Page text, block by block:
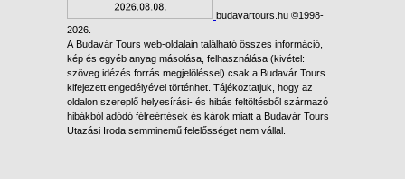
budavartours.hu ©1998-
2026.
A Budavár Tours web-oldalain található összes információ,
kép és egyéb anyag másolása, felhasználása (kivétel:
szöveg idézés forrás megjelöléssel) csak a Budavár Tours
kifejezett engedélyével történhet. Tájékoztatjuk, hogy az
oldalon szereplő helyesírási- és hibás feltöltésből származó
hibákból adódó félreértések és károk miatt a Budavár Tours
Utazási Iroda semminemű felelősséget nem vállal.